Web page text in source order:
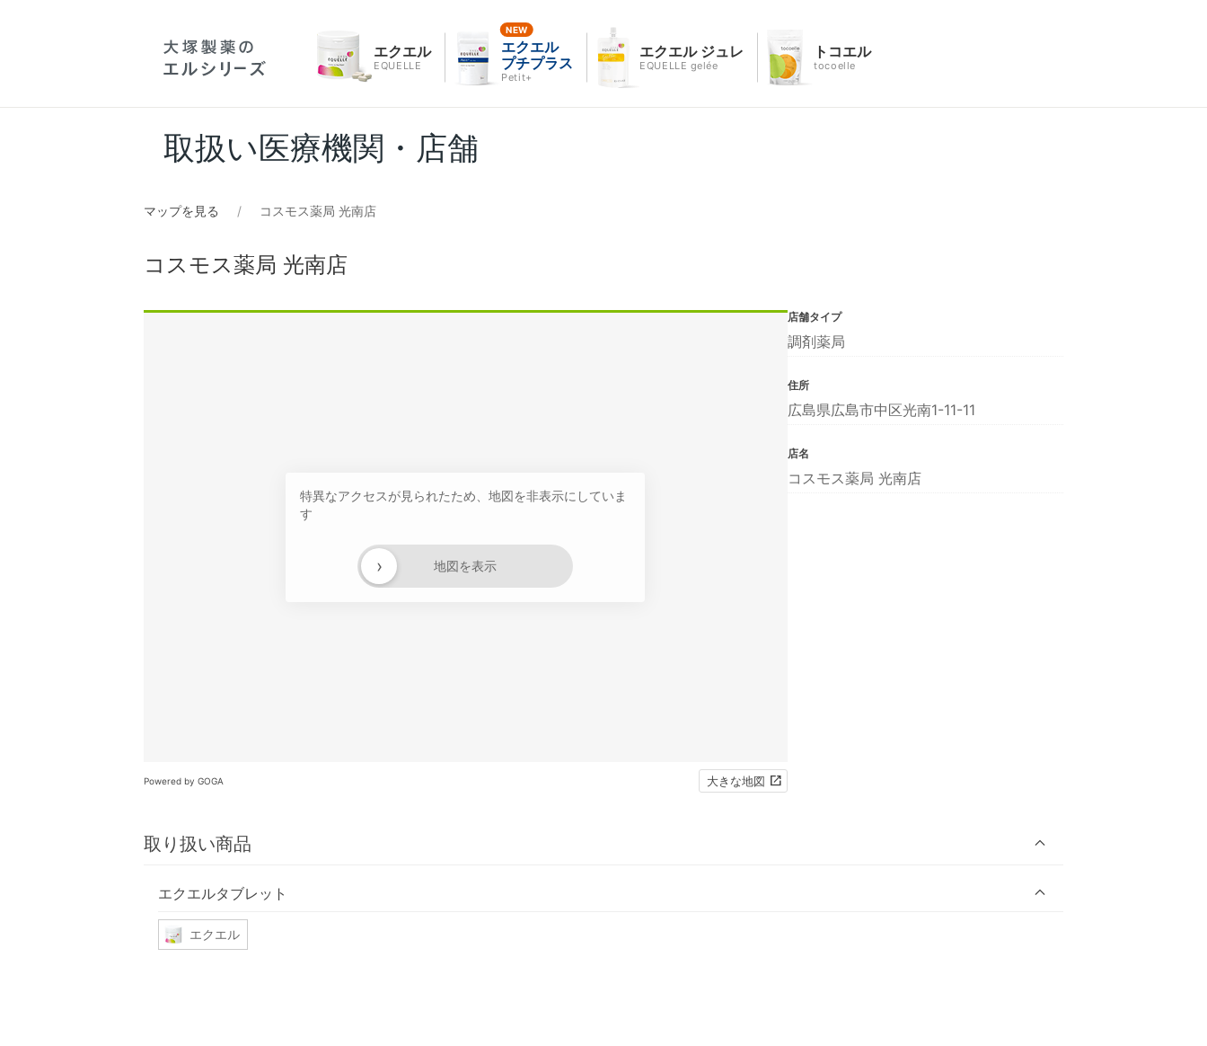
エクエル
EQUELLE
エクエル
プチプラス
Petit+
エクエル ジュレ
EQUELLE gelée
トコエル
tocoelle
取扱い医療機関・店舗
マップを見る コスモス薬局 光南店
コスモス薬局 光南店
特異なアクセスが見られたため、地図を非表示にしていま
す
地図を表示
›
Powered by GOGA 大きな地図
取り扱い商品
エクエルタブレット
エクエル
店舗タイプ
調剤薬局
住所
広島県広島市中区光南1-11-11
店名
コスモス薬局 光南店